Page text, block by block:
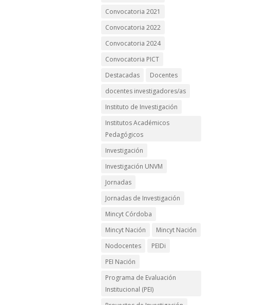
Convocatoria 2021
Convocatoria 2022
Convocatoria 2024
Convocatoria PICT
Destacadas
Docentes
docentes investigadores/as
Instituto de Investigación
Institutos Académicos
Pedagógicos
Investigación
Investigación UNVM
Jornadas
Jornadas de Investigación
Mincyt Córdoba
Mincyt Nación
Mincyt Nación
Nodocentes
PEIDi
PEI Nación
Programa de Evaluación
Institucional (PEI)